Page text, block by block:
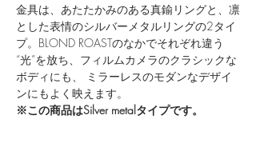
金具は、あたたかみのある真鍮リングと、凛
とした表情のシルバーメタルリングの2タイ
プ。BLOND ROASTのなかでそれぞれ違う
“光”を放ち、フィルムカメラのクラシックな
ボディにも、 ミラーレスのモダンなデザイ
ンにもよく映えます。
※この商品はSilver metalタイプです。